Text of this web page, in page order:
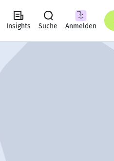
Insights Suche Anmelden